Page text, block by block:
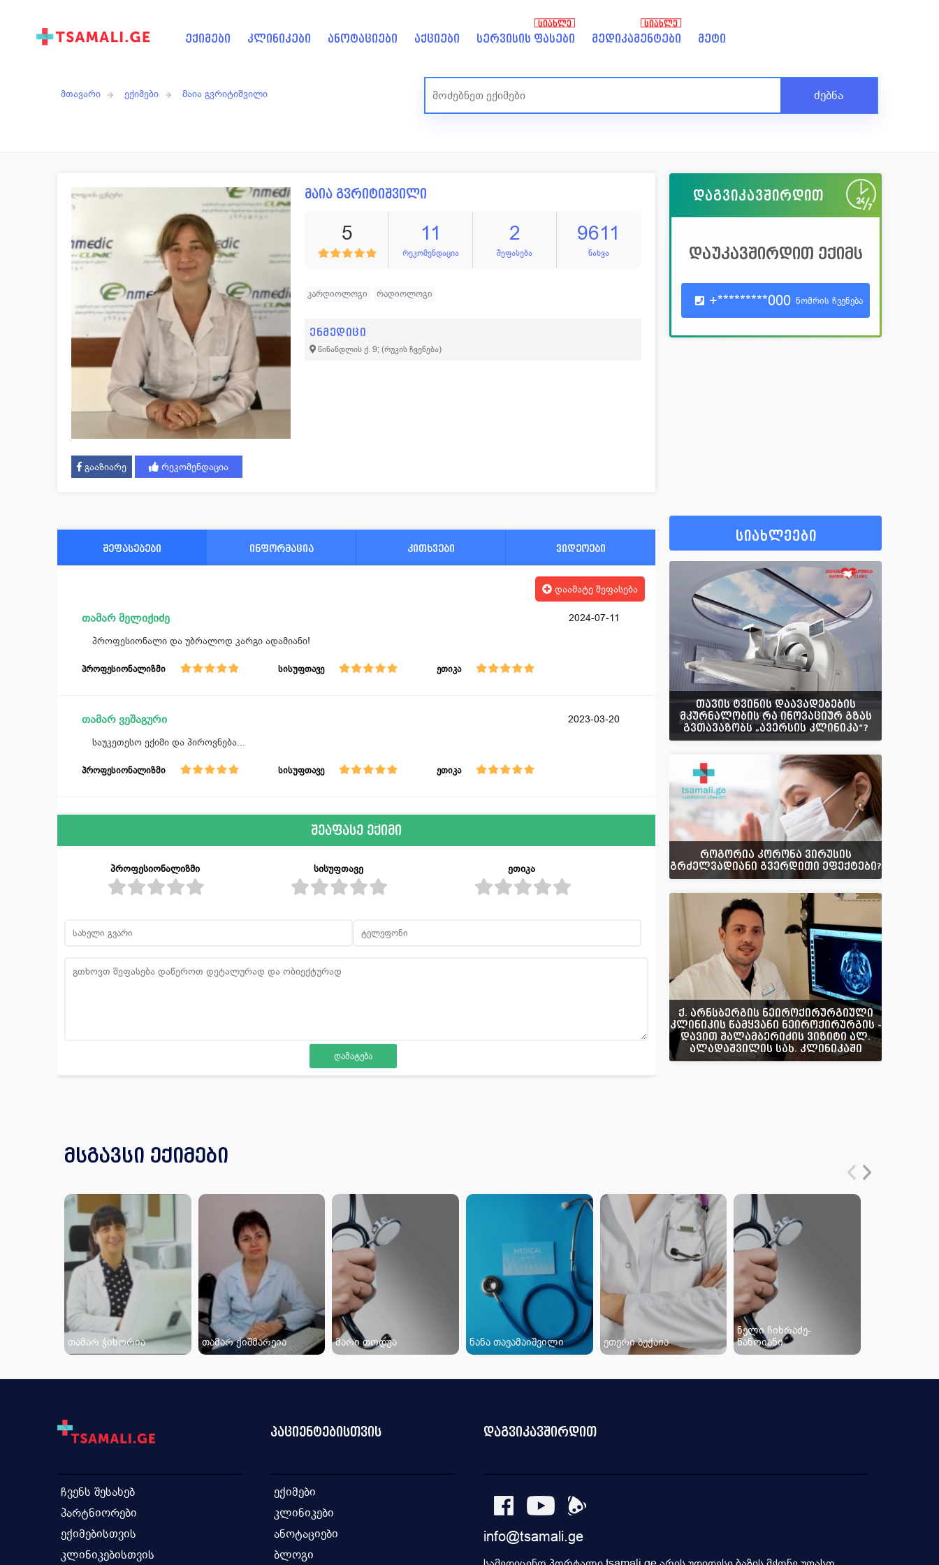
ექიმები კლინიკები ანოტაციები აქციები სერვისის ფასები
ᲡᲘᲐᲮᲚᲔ
მედიკამენტები
ᲡᲘᲐᲮᲚᲔ
მეტი
მთავარი ექიმები მაია გვრიტიშვილი ძებნა
გააზიარე რეკომენდაცია
მაია გვრიტიშვილი
5 11
რეკომენდაცია
2
შეფასება
9611
ნახვა
კარდიოლოგი რადიოლოგი
ენმედიცი
წინანდლის ქ. 9;(რუკის ჩვენება)
დაგვიკავშირდით
დაუკავშირდით ექიმს
+*********000 ნომრის ჩვენება
შეფასებები ინფორმაცია კითხვები ვიდეოები
დაამატე შეფასება
თამარ მელიქიძე 2024-07-11
პროფესიონალი და უბრალოდ კარგი ადამიანი!
პროფესიონალიზმი სისუფთავე ეთიკა
თამარ ვეშაგური 2023-03-20
საუკეთესო ექიმი და პიროვნება...
პროფესიონალიზმი სისუფთავე ეთიკა
შეაფასე ექიმი
პროფესიონალიზმი სისუფთავე ეთიკა
სიახლეები
თავის ტვინის დაავადებების
მკურნალობის რა ინოვაციურ გზას
გვთავაზობს „ავერსის კლინიკა“?
როგორია კორონა ვირუსის
გრძელვადიანი გვერდითი ეფექტები?
ქ. არნსბერგის ნეიროქირურგიული
კლინიკის წამყვანი ნეიროქირურგის -
დავით შალამბერიძის ვიზიტი ალ.
ალადაშვილის სახ. კლინიკაში
მსგავსი ექიმები
თამარ ჭიხორია თამარ ქიშმარეია მარი თოდუა ნანა თავამაიშვილი ეთერი ბექაია
ნელი ჩიხრაძე-
ნანოიანი
ჩვენს შესახებ
პარტნიორები
ექიმებისთვის
კლინიკებისთვის
პაციენტებისთვის
ექიმები
კლინიკები
ანოტაციები
ბლოგი
დაგვიკავშირდით
info@tsamali.ge